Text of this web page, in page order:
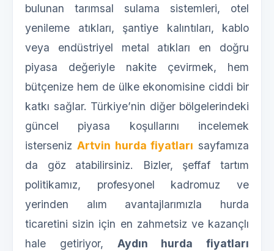
bulunan tarımsal sulama sistemleri, otel
yenileme atıkları, şantiye kalıntıları, kablo
veya endüstriyel metal atıkları en doğru
piyasa değeriyle nakite çevirmek, hem
bütçenize hem de ülke ekonomisine ciddi bir
katkı sağlar. Türkiye’nin diğer bölgelerindeki
güncel piyasa koşullarını incelemek
isterseniz Artvin hurda fiyatları sayfamıza
da göz atabilirsiniz. Bizler, şeffaf tartım
politikamız, profesyonel kadromuz ve
yerinden alım avantajlarımızla hurda
ticaretini sizin için en zahmetsiz ve kazançlı
hale getiriyor, Aydın hurda fiyatları